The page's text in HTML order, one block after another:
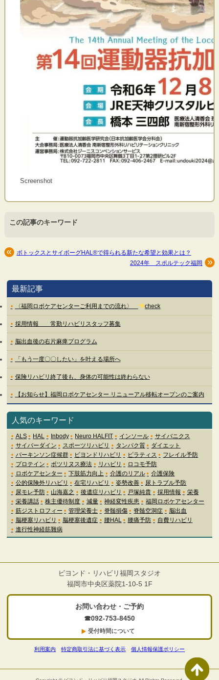
Screenshot
この記事のキーワード
ボトックスとサイボーグHAL®︎で得られる新たな希望と効果とは？
2024年 スポルテック福岡
最新記事
〈福岡ロボケアセンターご利用までの流れ〉 check
採用情報 常勤リハビリスタッフ募集
脳出血後の右片麻痺プログラム
「もう一度〇〇したい」を叶える場所へ
保険リハビリ終了後も、身体の可能性は終わらない
【お知らせ】福岡ロボケアセンター リニューアル移転オープンのご案内
人気のキーワード
ALS HAL Inbody Neuro HALFIT インソール
サイバニクス
サイバーダイン
スポーツリハビリ タンパク質
ダイエット
パーキンソン症候群
ビヨンドリハビリ ピラティス
フレイル予防
プロテイン
ボツリヌス療法 リハビリ
ロコモ予防
ロボケアセンター
下肢筋力向上 介護のリアル
介護保険
公的保険外リハビリ
在宅リハビリ 姿勢改善
尿トラブル予防
尿モレ予防
山海嘉之 後遺症リハビリ 戸塚純貴 採用情報
栄養
栄養講話
株主優待制度 減量 神経変性疾患
福岡ロボケアセンター
筋ジストロフィー
管理栄養士 脊髄損傷 脊髄空洞症
脳出血
脳梗塞リハビリ
脳梗塞後遺症 腰HAL 腰痛予防
自費リハビリ
進行性神経筋難病
ビヨンド・リハビリ福岡スタジオ
福岡市中央区薬院1-10-5 1F
お問い合わせ・ご予約
☎092-753-8450
受付時間について
利用案内 特定商取引法に基づく表示 個人情報保護ポリシー